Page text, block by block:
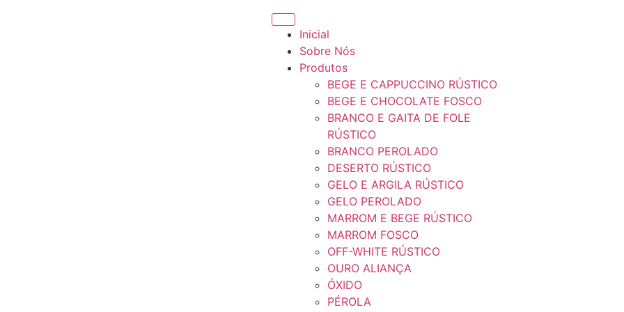
Inicial
Sobre Nós
Produtos
BEGE E CAPPUCCINO RÚSTICO
BEGE E CHOCOLATE FOSCO
BRANCO E GAITA DE FOLE
RÚSTICO
BRANCO PEROLADO
DESERTO RÚSTICO
GELO E ARGILA RÚSTICO
GELO PEROLADO
MARROM E BEGE RÚSTICO
MARROM FOSCO
OFF-WHITE RÚSTICO
OURO ALIANÇA
ÓXIDO
PÉROLA